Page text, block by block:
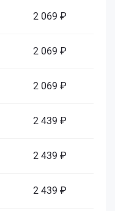
2 069 ₽
2 069 ₽
2 069 ₽
2 439 ₽
2 439 ₽
2 439 ₽